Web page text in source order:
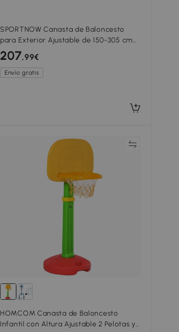
SPORTNOW Canasta de Baloncesto
para Exterior Ajustable de 150-305 cm
con Ruedas Base Rellenable y Sistema
de Retorno Negro
207,99€
Envío gratis
Comparar
HOMCOM Canasta de Baloncesto
Infantil con Altura Ajustable 2 Pelotas y